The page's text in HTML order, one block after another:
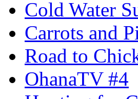
Cold Water
Carrots and
Road to
OhanaTV #4